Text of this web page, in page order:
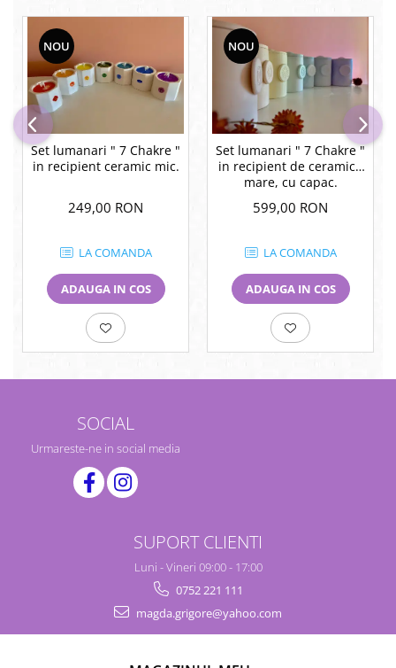
NOU
Set lumanari " 7 Chakre "
in recipient ceramic mic.
249,00 RON
LA COMANDA
ADAUGA IN COS
NOU
Set lumanari " 7 Chakre "
in recipient de ceramica
mare, cu capac.
599,00 RON
LA COMANDA
ADAUGA IN COS
SOCIAL
Urmareste-ne in social media
SUPORT CLIENTI
Luni - Vineri 09:00 - 17:00
0752 221 111
magda.grigore@yahoo.com